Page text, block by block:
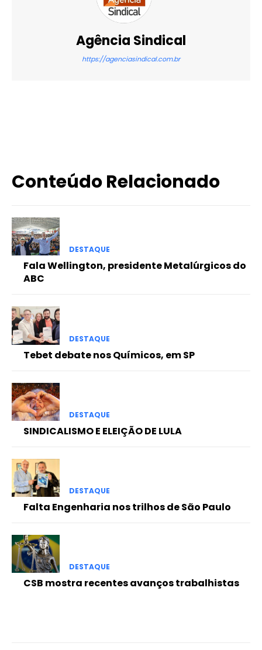
Agência Sindical
https://agenciasindical.com.br
Conteúdo Relacionado
DESTAQUE
Fala Wellington, presidente Metalúrgicos do
ABC
DESTAQUE
Tebet debate nos Químicos, em SP
DESTAQUE
SINDICALISMO E ELEIÇÃO DE LULA
DESTAQUE
Falta Engenharia nos trilhos de São Paulo
DESTAQUE
CSB mostra recentes avanços trabalhistas